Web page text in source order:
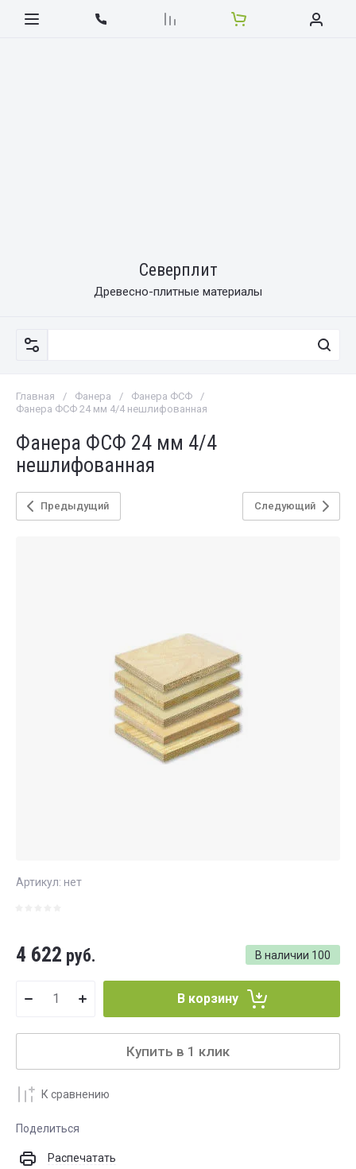
Северплит
Древесно-плитные материалы
Главная / Фанера / Фанера ФСФ
/
Фанера ФСФ 24 мм 4/4 нешлифованная
Фанера ФСФ 24 мм 4/4
нешлифованная
Предыдущий Следующий
Артикул: нет
В наличии 100
4 622 руб.
В корзину
Купить в 1 клик
К сравнению
Поделиться
Распечатать